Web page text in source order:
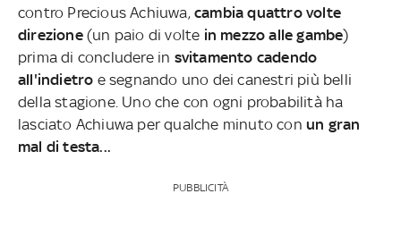
contro Precious Achiuwa, cambia quattro volte
direzione (un paio di volte in mezzo alle gambe)
prima di concludere in svitamento cadendo
all'indietro e segnando uno dei canestri più belli
della stagione. Uno che con ogni probabilità ha
lasciato Achiuwa per qualche minuto con un gran
mal di testa...
PUBBLICITÀ